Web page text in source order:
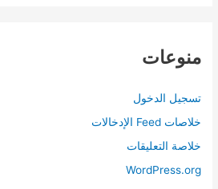
منوعات
تسجيل الدخول
خلاصات Feed الإدخالات
خلاصة التعليقات
WordPress.org